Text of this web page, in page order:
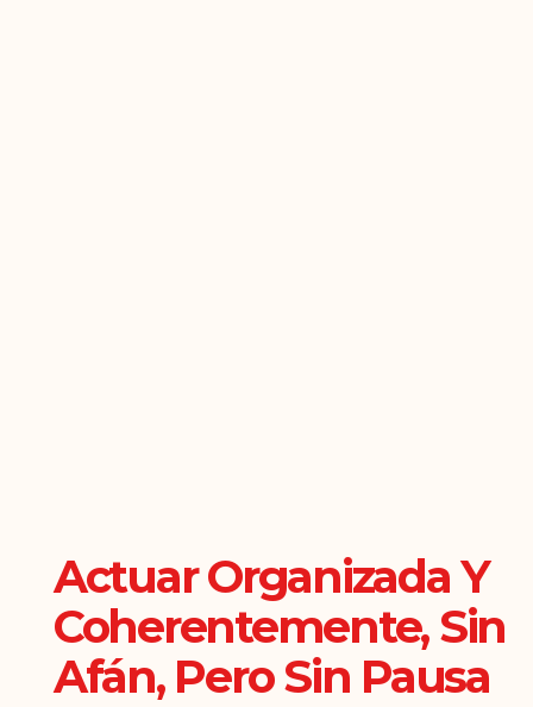
Actuar Organizada Y
Coherentemente, Sin
Afán, Pero Sin Pausa